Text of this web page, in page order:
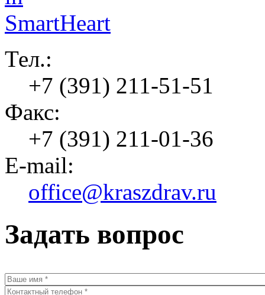
Тел.:
+7 (391) 211-51-51
Факс:
+7 (391) 211-01-36
E-mail:
office@kraszdrav.ru
Задать вопрос